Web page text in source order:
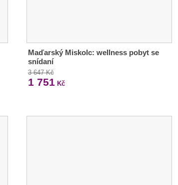
Maďarský Miskolc: wellness pobyt se
snídaní
3 647 Kč
1 751 Kč